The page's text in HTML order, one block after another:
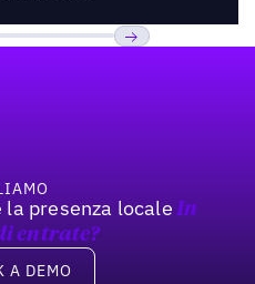
presenza locale In
entrate?
A DEMO